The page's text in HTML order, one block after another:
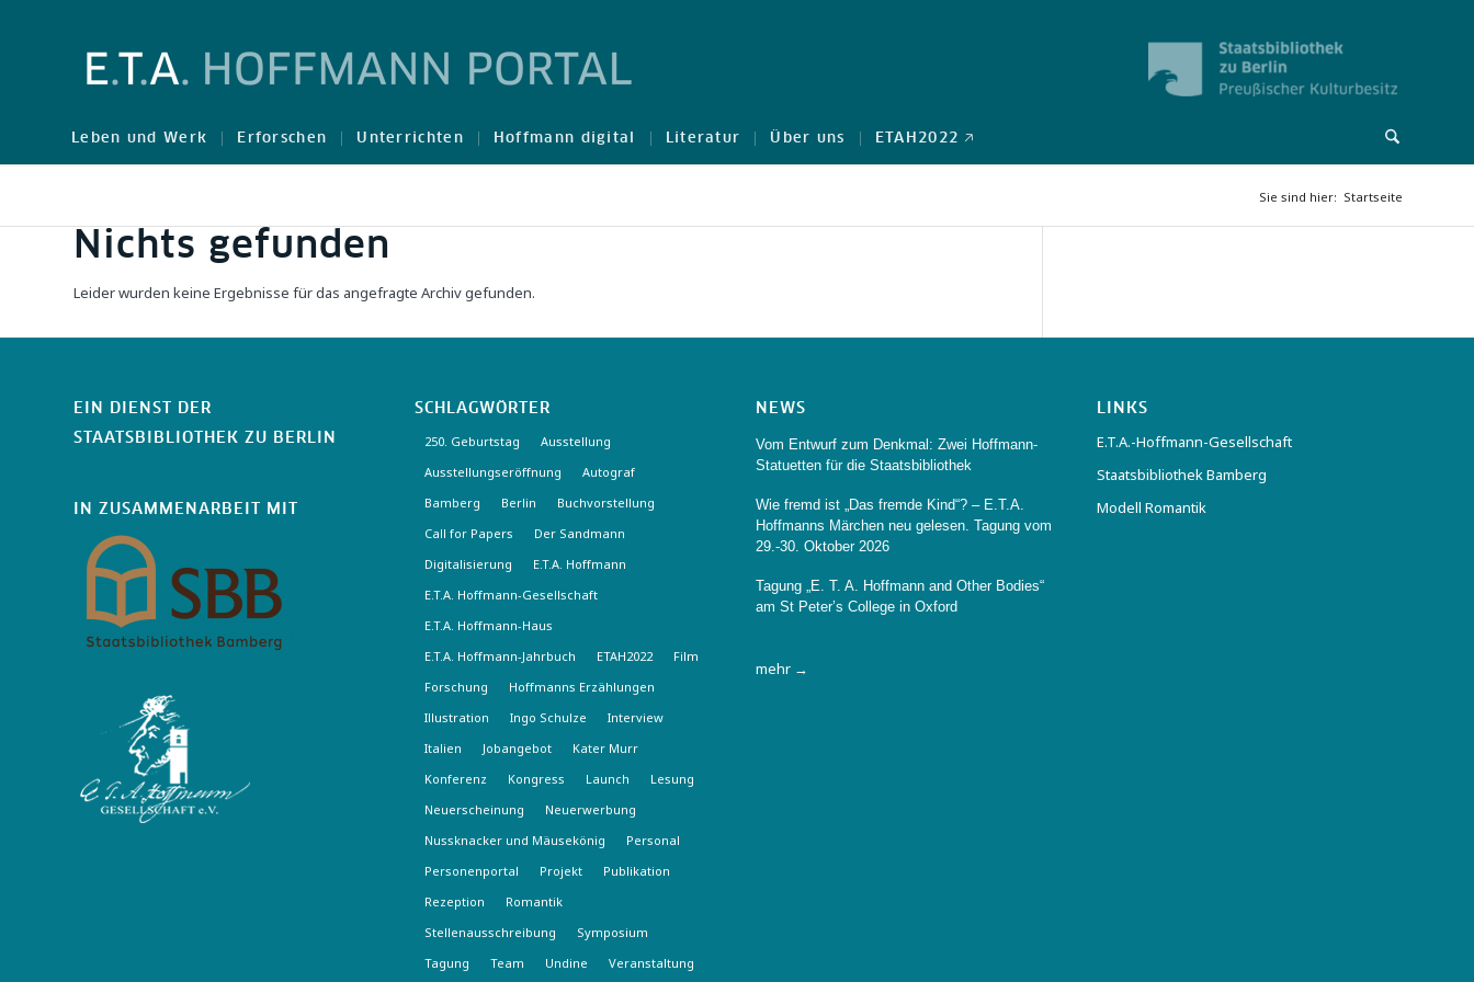
Leben und Werk Erforschen Unterrichten Hoffmann digital Literatur Über uns ETAH2022 🡥
Sie sind hier: Startseite
Nichts gefunden
Leider wurden keine Ergebnisse für das angefragte Archiv gefunden.
EIN DIENST DER
STAATSBIBLIOTHEK ZU BERLIN
IN ZUSAMMENARBEIT MIT
SCHLAGWÖRTER
250. Geburtstag
Ausstellung
Ausstellungseröffnung
Autograf
Bamberg
Berlin
Buchvorstellung
Call for Papers
Der Sandmann
Digitalisierung
E.T.A. Hoffmann
E.T.A. Hoffmann-Gesellschaft
E.T.A. Hoffmann-Haus
E.T.A. Hoffmann-Jahrbuch
ETAH2022
Film
Forschung
Hoffmanns Erzählungen
Illustration
Ingo Schulze
Interview
Italien
Jobangebot
Kater Murr
Konferenz
Kongress Launch
Lesung
Neuerscheinung
Neuerwerbung
Nussknacker und Mäusekönig
Personal
Personenportal
Projekt
Publikation
Rezeption
Romantik
Stellenausschreibung
Symposium
Tagung
Team Undine Veranstaltung
NEWS
Vom Entwurf zum Denkmal: Zwei Hoffmann-
Statuetten für die Staatsbibliothek
Wie fremd ist „Das fremde Kind“? – E.T.A.
Hoffmanns Märchen neu gelesen. Tagung vom
29.-30. Oktober 2026
Tagung „E. T. A. Hoffmann and Other Bodies“
am St Peter’s College in Oxford
mehr →
LINKS
E.T.A.-Hoffmann-Gesellschaft
Staatsbibliothek Bamberg
Modell Romantik